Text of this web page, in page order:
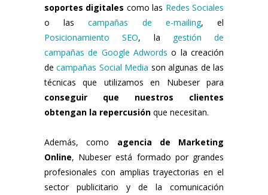
soportes digitales como las Redes Sociales
o lascampañas de e-mailing, el
Posicionamiento SEO, la gestión de
campañas de Google Adwords o la creación
decampañas Social Media son algunas de las
técnicas que utilizamos en Nubeser para
conseguir que nuestros clientes
obtengan la repercusión que necesitan.
Además, como agencia de Marketing
Online, Nubeser está formado por grandes
profesionales con amplias trayectorias en el
sector publicitario y de la comunicación